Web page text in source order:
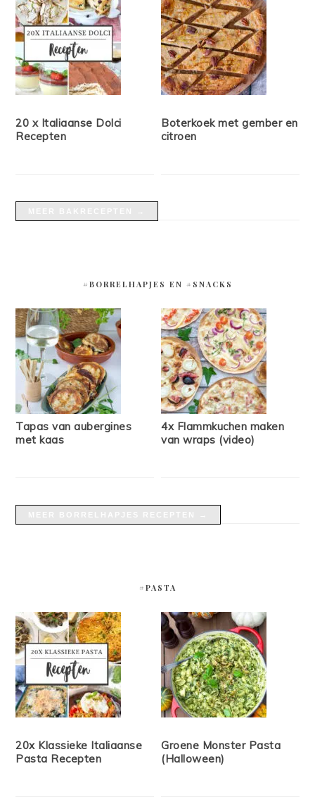
20 x Italiaanse Dolci
Recepten
Boterkoek met gember en
citroen
#BORRELHAPJES EN #SNACKS
Tapas van aubergines
met kaas
4x Flammkuchen maken
van wraps (video)
#PASTA
20x Klassieke Italiaanse
Pasta Recepten
Groene Monster Pasta
(Halloween)